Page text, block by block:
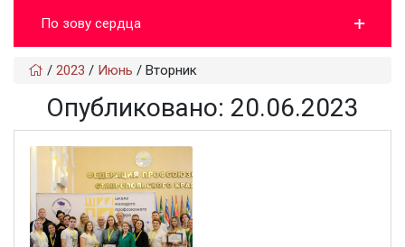
По зову сердца
/ 2023 / Июнь / Вторник
Опубликовано: 20.06.2023